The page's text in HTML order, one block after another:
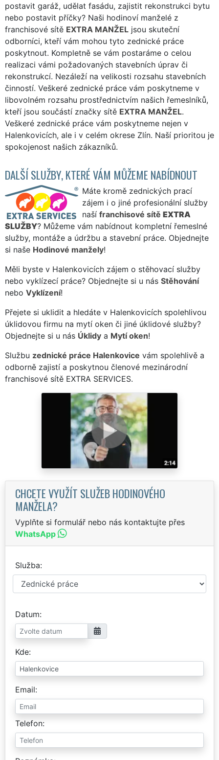
postavit garáž, udělat fasádu, zajistit rekonstrukci bytu
nebo postavit příčky? Naši hodinoví manželé z
franchisové sítě EXTRA MANŽEL jsou skuteční
odborníci, kteří vám mohou tyto zednické práce
poskytnout. Kompletně se vám postaráme o celou
realizaci vámi požadovaných stavebních úprav či
rekonstrukcí. Nezáleží na velikosti rozsahu stavebních
činností. Veškeré zednické práce vám poskytneme v
libovolném rozsahu prostřednictvím našich řemeslníků,
kteří jsou součástí značky sítě EXTRA MANŽEL.
Veškeré zednické práce vám poskytneme nejen v
Halenkovicích, ale i v celém okrese Zlín. Naší prioritou je
spokojenost našich zákazníků.
DALŠÍ SLUŽBY, KTERÉ VÁM MŮŽEME NABÍDNOUT
Máte kromě zednických prací
zájem i o jiné profesionální služby
naší franchisové sítě EXTRA
SLUŽBY? Můžeme vám nabídnout kompletní řemeslné
služby, montáže a údržbu a stavební práce. Objednejte
si naše Hodinové manžely!
Měli byste v Halenkovicích zájem o stěhovací služby
nebo vyklízecí práce? Objednejte si u nás Stěhování
nebo Vyklízení!
Přejete si uklidit a hledáte v Halenkovicích spolehlivou
úklidovou firmu na mytí oken či jiné úklidové služby?
Objednejte si u nás Úklidy a Mytí oken!
Službu zednické práce Halenkovice vám spolehlivě a
odborně zajistí a poskytnou členové mezinárodní
franchisové sítě EXTRA SERVICES.
CHCETE VYUŽÍT SLUŽEB HODINOVÉHO
MANŽELA?
Vyplňte si formulář nebo nás kontaktujte přes
WhatsApp
Služba
Datum
Kde
Email
Telefon